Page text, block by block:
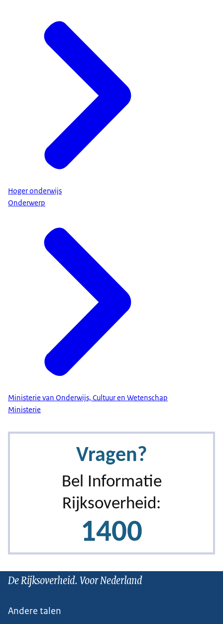
Hoger onderwijs
Onderwerp
Ministerie van Onderwijs, Cultuur en Wetenschap
Ministerie
De Rijksoverheid. Voor Nederland
Andere talen